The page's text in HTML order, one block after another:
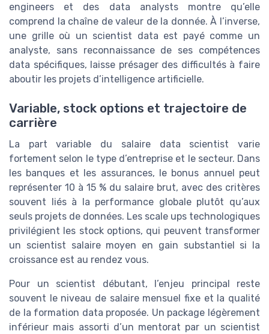
engineers et des data analysts montre qu’elle
comprend la chaîne de valeur de la donnée. À l’inverse,
une grille où un scientist data est payé comme un
analyste, sans reconnaissance de ses compétences
data spécifiques, laisse présager des difficultés à faire
aboutir les projets d’intelligence artificielle.
Variable, stock options et trajectoire de
carrière
La part variable du salaire data scientist varie
fortement selon le type d’entreprise et le secteur. Dans
les banques et les assurances, le bonus annuel peut
représenter 10 à 15 % du salaire brut, avec des critères
souvent liés à la performance globale plutôt qu’aux
seuls projets de données. Les scale ups technologiques
privilégient les stock options, qui peuvent transformer
un scientist salaire moyen en gain substantiel si la
croissance est au rendez vous.
Pour un scientist débutant, l’enjeu principal reste
souvent le niveau de salaire mensuel fixe et la qualité
de la formation data proposée. Un package légèrement
inférieur mais assorti d’un mentorat par un scientist